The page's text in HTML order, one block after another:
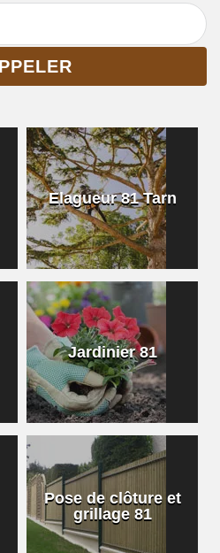
Elagueur 81 Tarn
Jardinier 81
Pose de clôture et
grillage 81